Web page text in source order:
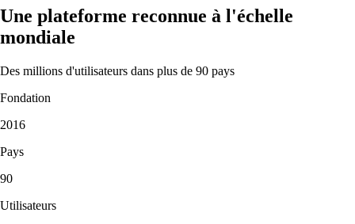
Une plateforme reconnue à l'échelle
mondiale
Des millions d'utilisateurs dans plus de 90 pays
Fondation
2016
Pays
90
Utilisateurs